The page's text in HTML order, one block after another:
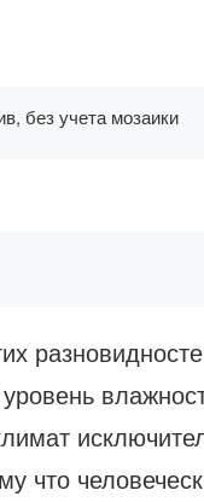
без учета мозаики
что